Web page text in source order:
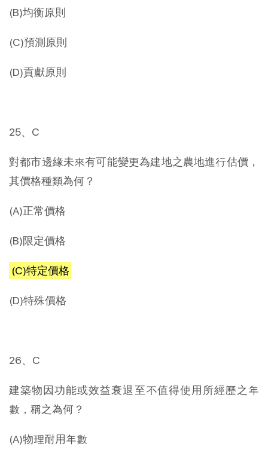
(B)均衡原則
(C)預測原則
(D)貢獻原則
25、C
對都市邊緣未來有可能變更為建地之農地進行估價，
其價格種類為何？
(A)正常價格
(B)限定價格
(C)特定價格
(D)特殊價格
26、C
建築物因功能或效益衰退至不值得使用所經歷之年
數，稱之為何？
(A)物理耐用年數